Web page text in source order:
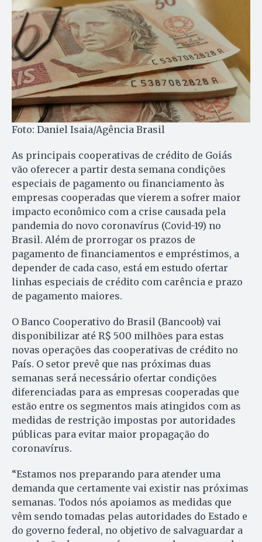
Foto: Daniel Isaia/Agência Brasil
As principais cooperativas de crédito de Goiás
vão oferecer a partir desta semana condições
especiais de pagamento ou financiamento às
empresas cooperadas que vierem a sofrer maior
impacto econômico com a crise causada pela
pandemia do novo coronavírus (Covid-19) no
Brasil. Além de prorrogar os prazos de
pagamento de financiamentos e empréstimos, a
depender de cada caso, está em estudo ofertar
linhas especiais de crédito com carência e prazo
de pagamento maiores.
O Banco Cooperativo do Brasil (Bancoob) vai
disponibilizar até R$ 500 milhões para estas
novas operações das cooperativas de crédito no
País. O setor prevê que nas próximas duas
semanas será necessário ofertar condições
diferenciadas para as empresas cooperadas que
estão entre os segmentos mais atingidos com as
medidas de restrição impostas por autoridades
públicas para evitar maior propagação do
coronavírus.
“Estamos nos preparando para atender uma
demanda que certamente vai existir nas próximas
semanas. Todos nós apoiamos as medidas que
vêm sendo tomadas pelas autoridades do Estado e
do governo federal, no objetivo de salvaguardar a